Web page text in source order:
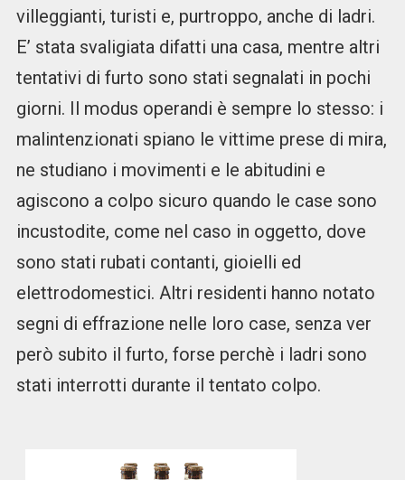
villeggianti, turisti e, purtroppo, anche di ladri.
E’ stata svaligiata difatti una casa, mentre altri
tentativi di furto sono stati segnalati in pochi
giorni. Il modus operandi è sempre lo stesso: i
malintenzionati spiano le vittime prese di mira,
ne studiano i movimenti e le abitudini e
agiscono a colpo sicuro quando le case sono
incustodite, come nel caso in oggetto, dove
sono stati rubati contanti, gioielli ed
elettrodomestici. Altri residenti hanno notato
segni di effrazione nelle loro case, senza ver
però subito il furto, forse perchè i ladri sono
stati interrotti durante il tentato colpo.